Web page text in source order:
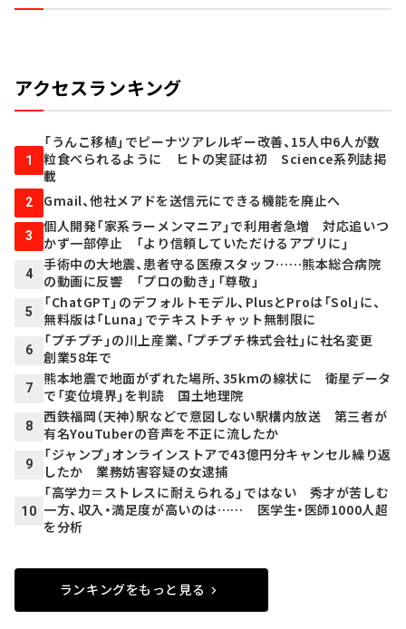
アクセスランキング
1
「うんこ移植」でピーナツアレルギー改善、15人中6人が数
粒食べられるように ヒトの実証は初 Science系列誌掲
載
2 Gmail、他社メアドを送信元にできる機能を廃止へ
3
個人開発「家系ラーメンマニア」で利用者急増 対応追いつ
かず一部停止 「より信頼していただけるアプリに」
4
手術中の大地震、患者守る医療スタッフ……熊本総合病院
の動画に反響 「プロの動き」「尊敬」
5
「ChatGPT」のデフォルトモデル、PlusとProは「Sol」に、
無料版は「Luna」でテキストチャット無制限に
6
「プチプチ」の川上産業、「プチプチ株式会社」に社名変更
創業58年で
7
熊本地震で地面がずれた場所、35kmの線状に 衛星データ
で「変位境界」を判読 国土地理院
8
西鉄福岡（天神）駅などで意図しない駅構内放送 第三者が
有名YouTuberの音声を不正に流したか
9
「ジャンプ」オンラインストアで43億円分キャンセル繰り返
したか 業務妨害容疑の女逮捕
10
「高学力＝ストレスに耐えられる」ではない 秀才が苦しむ
一方、収入・満足度が高いのは…… 医学生・医師1000人超
を分析
ランキングをもっと見る